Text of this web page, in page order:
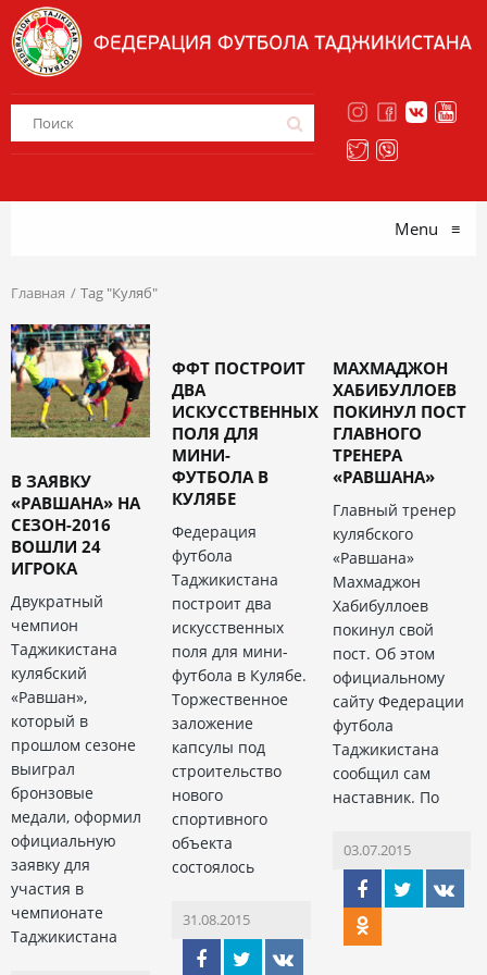
Menu ≡
Главная Tag "Куляб"
В ЗАЯВКУ
«РАВШАНА» НА
СЕЗОН-2016
ВОШЛИ 24
ИГРОКА
Двукратный
чемпион
Таджикистана
кулябский
«Равшан»,
который в
прошлом сезоне
выиграл
бронзовые
медали, оформил
официальную
заявку для
участия в
чемпионате
Таджикистана
ФФТ ПОСТРОИТ
ДВА
ИСКУССТВЕННЫХ
ПОЛЯ ДЛЯ
МИНИ-
ФУТБОЛА В
КУЛЯБЕ
Федерация
футбола
Таджикистана
построит два
искусственных
поля для мини-
футбола в Кулябе.
Торжественное
заложение
капсулы под
строительство
нового
спортивного
объекта
состоялось
31.08.2015
МАХМАДЖОН
ХАБИБУЛЛОЕВ
ПОКИНУЛ ПОСТ
ГЛАВНОГО
ТРЕНЕРА
«РАВШАНА»
Главный тренер
кулябского
«Равшана»
Махмаджон
Хабибуллоев
покинул свой
пост. Об этом
официальному
сайту Федерации
футбола
Таджикистана
сообщил сам
наставник. По
03.07.2015